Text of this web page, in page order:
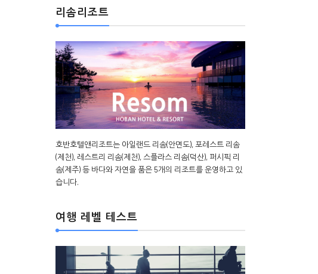
리솜리조트
호반호텔앤리조트는 아일랜드 리솜(안면도), 포레스트 리솜
(제천), 레스트리 리솜(제천), 스플라스 리솜(덕산), 퍼시픽 리
솜(제주) 등 바다와 자연을 품은 5개의 리조트를 운영하고 있
습니다.
여행 레벨 테스트